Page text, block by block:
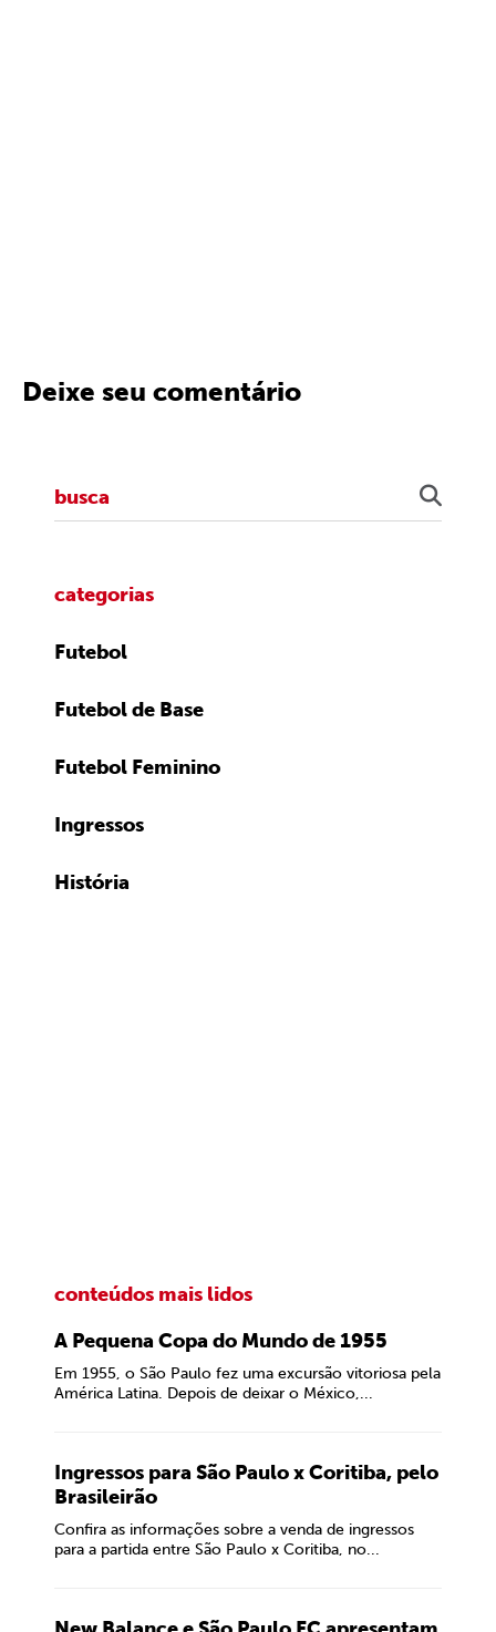
Deixe seu comentário
categorias
Futebol
Futebol de Base
Futebol Feminino
Ingressos
História
conteúdos mais lidos
A Pequena Copa do Mundo de 1955
Em 1955, o São Paulo fez uma excursão vitoriosa pela
América Latina. Depois de deixar o México,...
Ingressos para São Paulo x Coritiba, pelo
Brasileirão
Confira as informações sobre a venda de ingressos
para a partida entre São Paulo x Coritiba, no...